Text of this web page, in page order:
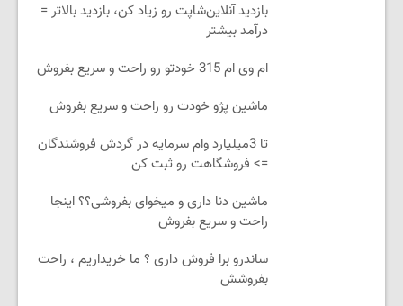
بازدید آنلاین‌شاپت رو زیاد کن، بازدید بالاتر =
درآمد بیشتر
ام وی ام 315 خودتو رو راحت و سریع بفروش
ماشین پژو خودت رو راحت و سریع بفروش
تا 3میلیارد وام سرمایه در گردش فروشندگان
=> فروشگاهت رو ثبت کن
ماشین دنا داری و میخوای بفروشی؟؟ اینجا
راحت و سریع بفروش
ساندرو برا فروش داری ؟ ما خریداریم ، راحت
بفروشش